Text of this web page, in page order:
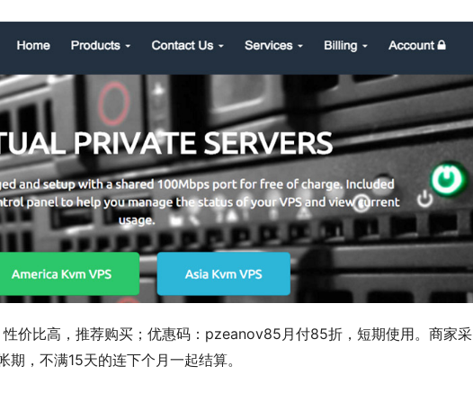
价比高，推荐购买；优惠码： pzeanov85月付85折，短期使用。商家采
，不满15天的连下个月一起结算。